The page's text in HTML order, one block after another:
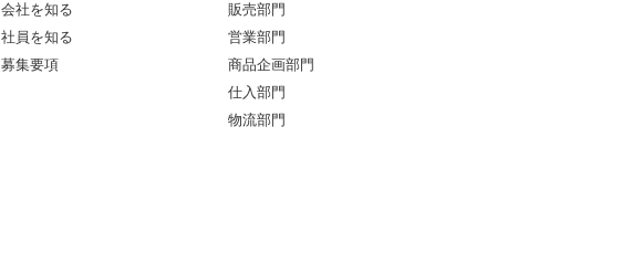
会社を知る
社員を知る
募集要項
販売部門
営業部門
商品企画部門
仕入部門
物流部門